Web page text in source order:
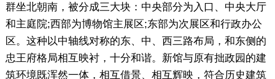
群坐北朝南，被分成三大块：中央部分为入口、中央大厅
和主庭院;西部为博物馆主展区;东部为次展区和行政办公
区。这种以中轴线对称的东、中、西三路布局，和东侧的
忠王府格局相互映衬，十分和谐。新馆与原有拙政园的建
筑环境既浑然一体，相互借景、相互辉映，符合历史建筑